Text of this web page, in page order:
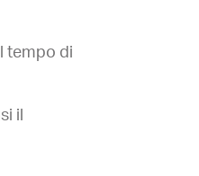
tempo di
il